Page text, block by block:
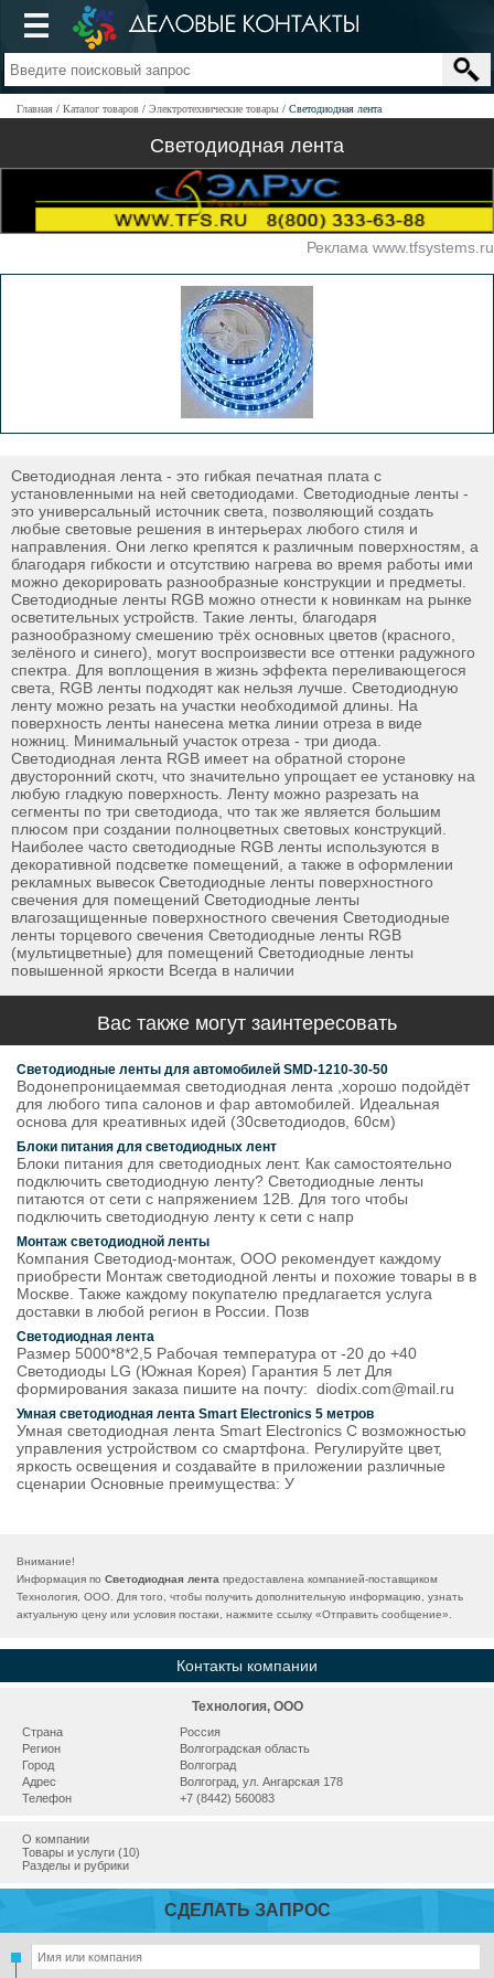
Главная Каталог товаров Электротехнические товары Светодиодная лента
Светодиодная лента
Реклама www.tfsystems.ru
Светодиодная лента - это гибкая печатная плата с
установленными на ней светодиодами. Светодиодные ленты -
это универсальный источник света, позволяющий создать
любые световые решения в интерьерах любого стиля и
направления. Они легко крепятся к различным поверхностям, а
благодаря гибкости и отсутствию нагрева во время работы ими
можно декорировать разнообразные конструкции и предметы.
Светодиодные ленты RGB можно отнести к новинкам на рынке
осветительных устройств. Такие ленты, благодаря
разнообразному смешению трёх основных цветов (красного,
зелёного и синего), могут воспроизвести все оттенки радужного
спектра. Для воплощения в жизнь эффекта переливающегося
света, RGB ленты подходят как нельзя лучше. Светодиодную
ленту можно резать на участки необходимой длины. На
поверхность ленты нанесена метка линии отреза в виде
ножниц. Минимальный участок отреза - три диода.
Светодиодная лента RGB имеет на обратной стороне
двусторонний скотч, что значительно упрощает ее установку на
любую гладкую поверхность. Ленту можно разрезать на
сегменты по три светодиода, что так же является большим
плюсом при создании полноцветных световых конструкций.
Наиболее часто светодиодные RGB ленты используются в
декоративной подсветке помещений, а также в оформлении
рекламных вывесок Светодиодные ленты поверхностного
свечения для помещений Светодиодные ленты
влагозащищенные поверхностного свечения Светодиодные
ленты торцевого свечения Светодиодные ленты RGB
(мультицветные) для помещений Светодиодные ленты
повышенной яркости Всегда в наличии
Вас также могут заинтересовать
Светодиодные ленты для автомобилей SMD-1210-30-50
Водонепроницаеммая светодиодная лента ,хорошо подойдёт
для любого типа салонов и фар автомобилей. Идеальная
основа для креативных идей (30светодиодов, 60см)
Блоки питания для светодиодных лент
Блоки питания для светодиодных лент. Как самостоятельно
подключить светодиодную ленту? Светодиодные ленты
питаются от сети с напряжением 12В. Для того чтобы
подключить светодиодную ленту к сети с напр
Монтаж светодиодной ленты
Компания Светодиод-монтаж, ООО рекомендует каждому
приобрести Монтаж светодиодной ленты и похожие товары в в
Москве. Также каждому покупателю предлагается услуга
доставки в любой регион в России. Позв
Светодиодная лента
Размер 5000*8*2,5 Рабочая температура от -20 до +40
Светодиоды LG (Южная Корея) Гарантия 5 лет Для
формирования заказа пишите на почту: diodix.com@mail.ru
Умная светодиодная лента Smart Electronics 5 метров
Умная светодиодная лента Smart Electronics С возможностью
управления устройством со смартфона. Регулируйте цвет,
яркость освещения и создавайте в приложении различные
сценарии Основные преимущества: У
Внимание!
Информация по Светодиодная лента предоставлена компанией-поставщиком
Технология, ООО. Для того, чтобы получить дополнительную информацию, узнать
актуальную цену или условия постаки, нажмите ссылку «Отправить сообщение».
Контакты компании
Технология, ООО
Страна
Россия
Регион
Волгоградская область
Город
Волгоград
Адрес
Волгоград, ул. Ангарская 178
Телефон
+7 (8442) 560083
О компании
Товары и услуги (10)
Разделы и рубрики
СДЕЛАТЬ ЗАПРОС